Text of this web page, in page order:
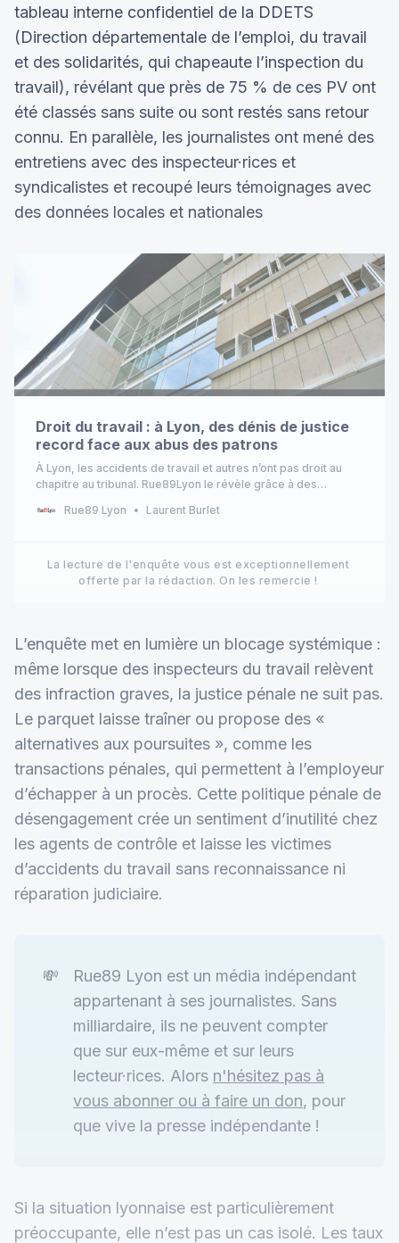
tableau interne confidentiel de la DDETS
(Direction départementale de l’emploi, du travail
et des solidarités, qui chapeaute l’inspection du
travail), révélant que près de 75 % de ces PV ont
été classés sans suite ou sont restés sans retour
connu. En parallèle, les journalistes ont mené des
entretiens avec des inspecteur·rices et
syndicalistes et recoupé leurs témoignages avec
des données locales et nationales
Droit du travail : à Lyon, des dénis de justice
record face aux abus des patrons
À Lyon, les accidents de travail et autres n’ont pas droit au
chapitre au tribunal. Rue89Lyon le révèle grâce à des
Rue89 Lyon Laurent Burlet
La lecture de l'enquête vous est exceptionnellement
offerte par la rédaction. On les remercie !
L’enquête met en lumière un blocage systémique :
même lorsque des inspecteurs du travail relèvent
des infraction graves, la justice pénale ne suit pas.
Le parquet laisse traîner ou propose des «
alternatives aux poursuites », comme les
transactions pénales, qui permettent à l’employeur
d’échapper à un procès. Cette politique pénale de
désengagement crée un sentiment d’inutilité chez
les agents de contrôle et laisse les victimes
d’accidents du travail sans reconnaissance ni
réparation judiciaire.
💸
Rue89 Lyon est un média indépendant
appartenant à ses journalistes. Sans
milliardaire, ils ne peuvent compter
que sur eux-même et sur leurs
lecteur·rices. Alors n'hésitez pas à
vous abonner ou à faire un don, pour
que vive la presse indépendante !
Si la situation lyonnaise est particulièrement
préoccupante, elle n’est pas un cas isolé. Les taux